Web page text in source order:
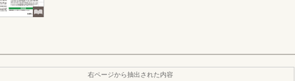
右ページから抽出された内容